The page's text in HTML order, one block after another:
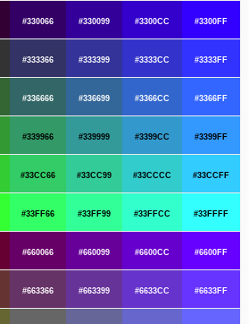
#330066 #330099 #3300CC #3300FF
#333366 #333399 #3333CC #3333FF
#336666 #336699 #3366CC #3366FF
#339966 #339999 #3399CC #3399FF
#33CC66 #33CC99 #33CCCC #33CCFF
#33FF66 #33FF99 #33FFCC #33FFFF
#660066 #660099 #6600CC #6600FF
#663366 #663399 #6633CC #6633FF